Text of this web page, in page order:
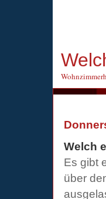
Welch
Es gibt
über